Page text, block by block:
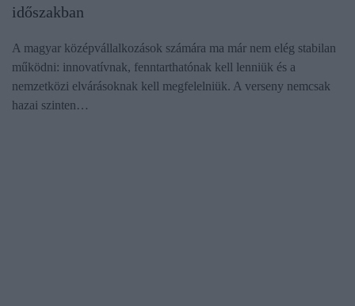
időszakban
A magyar középvállalkozások számára ma már nem elég stabilan
működni: innovatívnak, fenntarthatónak kell lenniük és a
nemzetközi elvárásoknak kell megfelelniük. A verseny nemcsak
hazai szinten…